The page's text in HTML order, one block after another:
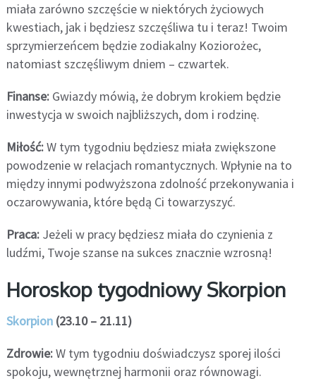
miała zarówno szczęście w niektórych życiowych
kwestiach, jak i będziesz szczęśliwa tu i teraz! Twoim
sprzymierzeńcem będzie zodiakalny Koziorożec,
natomiast szczęśliwym dniem – czwartek.
Finanse:Gwiazdy mówią, że dobrym krokiem będzie
inwestycja w swoich najbliższych, dom i rodzinę.
Miłość:W tym tygodniu będziesz miała zwiększone
powodzenie w relacjach romantycznych. Wpłynie na to
między innymi podwyższona zdolność przekonywania i
oczarowywania, które będą Ci towarzyszyć.
Praca:Jeżeli w pracy będziesz miała do czynienia z
ludźmi, Twoje szanse na sukces znacznie wzrosną!
Horoskop tygodniowy Skorpion
Skorpion(23.10 – 21.11)
Zdrowie:W tym tygodniu doświadczysz sporej ilości
spokoju, wewnętrznej harmonii oraz równowagi.